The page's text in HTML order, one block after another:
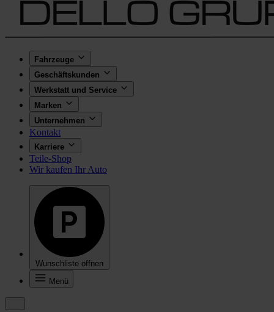
Fahrzeuge
Geschäftskunden
Werkstatt und Service
Marken
Unternehmen
Kontakt
Karriere
Teile-Shop
Wir kaufen Ihr Auto
Wunschliste öffnen
Menü